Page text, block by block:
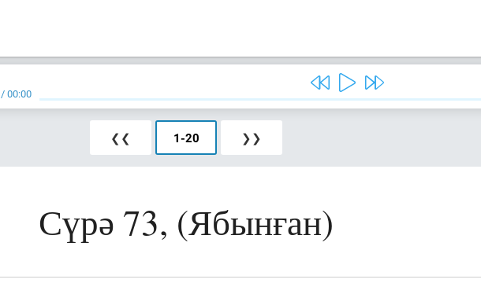
/00:00
❮❮ 1-20 ❯❯
Сүрә 73, (Ябынған)